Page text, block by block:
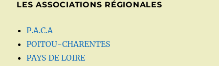
LES ASSOCIATIONS RÉGIONALES
P.A.C.A
POITOU-CHARENTES
PAYS DE LOIRE